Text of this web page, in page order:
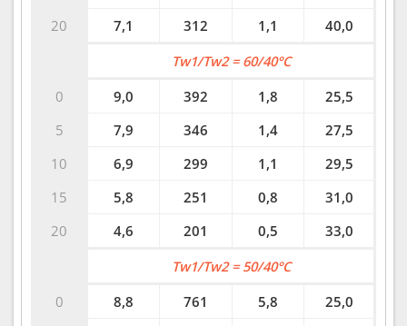
20
7,1
312 1,1 40,0
0
5
10
15
20
Tw1/Tw2 = 60/40°C
9,0
392 1,8
25,5
7,9
346 1,4
27,5
6,9
299 1,1
29,5
5,8
251 0,8
31,0
4,6
201 0,5 33,0
0
Tw1/Tw2 = 50/40°C
8,8
761 5,8
25,0